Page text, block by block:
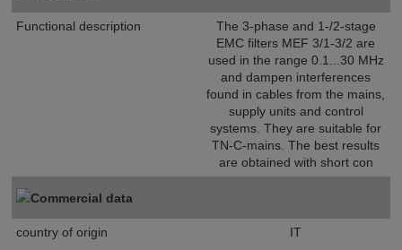
Functional description
The 3-phase and 1-/2-stage
EMC filters MEF 3/1-3/2 are
used in the range 0.1...30 MHz
and dampen interferences
found in cables from the mains,
supply units and control
systems. They are suitable for
TN-C-mains. The best results
are obtained with short con
Commercial data
country of origin
IT